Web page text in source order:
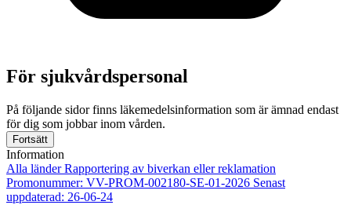
För sjukvårdspersonal
På följande sidor finns läkemedelsinformation som är ämnad endast
för dig som jobbar inom vården.
Fortsätt
Information
Alla länderRapportering av biverkan eller reklamation
Promonummer: VV-PROM-002180-SE-01-2026 Senast
uppdaterad: 26-06-24